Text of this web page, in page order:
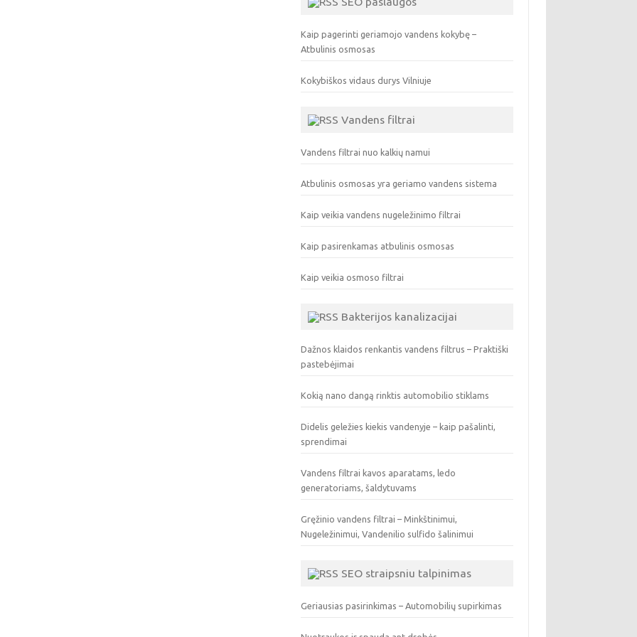
Kaip pagerinti geriamojo vandens kokybę –
Atbulinis osmosas
Kokybiškos vidaus durys Vilniuje
Vandens filtrai
Vandens filtrai nuo kalkių namui
Atbulinis osmosas yra geriamo vandens sistema
Kaip veikia vandens nugeležinimo filtrai
Kaip pasirenkamas atbulinis osmosas
Kaip veikia osmoso filtrai
Bakterijos kanalizacijai
Dažnos klaidos renkantis vandens filtrus – Praktiški
pastebėjimai
Kokią nano dangą rinktis automobilio stiklams
Didelis geležies kiekis vandenyje – kaip pašalinti,
sprendimai
Vandens filtrai kavos aparatams, ledo
generatoriams, šaldytuvams
Gręžinio vandens filtrai – Minkštinimui,
Nugeležinimui, Vandenilio sulfido šalinimui
SEO straipsniu talpinimas
Geriausias pasirinkimas – Automobilių supirkimas